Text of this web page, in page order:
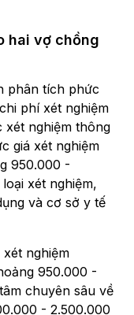
hai vợ chồng
phân tích phức
phí xét nghiệm
xét nghiệm thông
giá xét nghiệm
950.000 -
xét nghiệm,
và cơ sở y tế
nghiệm
950.000 -
chuyên sâu về
- 2.500.000